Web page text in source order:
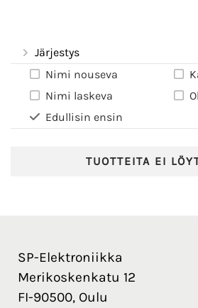
Järjestys
Nimi nouseva
Nimi laskeva
Edullisin ensin
TUOTTEITA EI
SP-Elektroniikka
Merikoskenkatu 12
FI-90500, Oulu